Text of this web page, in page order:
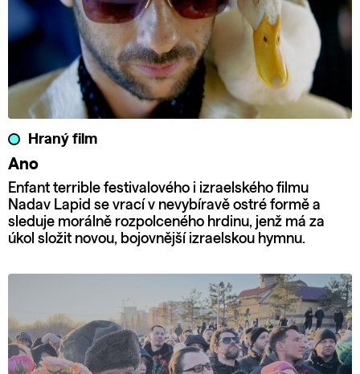
Hraný film
Ano
Enfant terrible festivalového i izraelského filmu
Nadav Lapid se vrací v nevybíravě ostré formě a
sleduje morálně rozpolceného hrdinu, jenž má za
úkol složit novou, bojovnější izraelskou hymnu.